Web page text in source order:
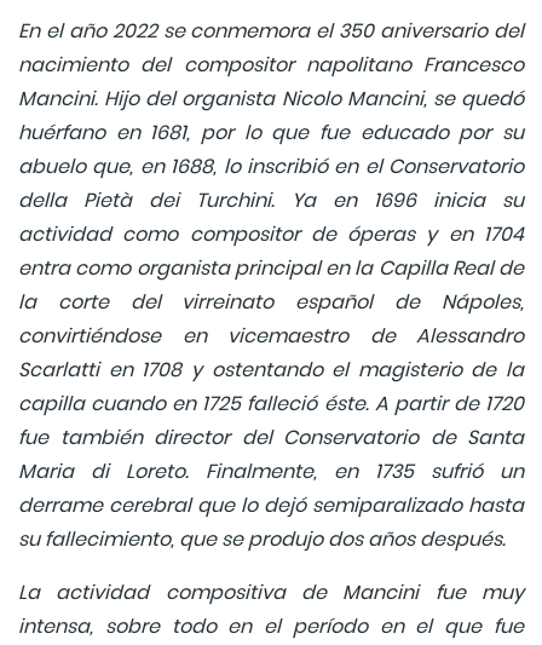
En el año 2022 se conmemora el 350 aniversario del
nacimiento del compositor napolitano Francesco
Mancini. Hijo del organista Nicolo Mancini, se quedó
huérfano en 1681, por lo que fue educado por su
abuelo que, en 1688, lo inscribió en el Conservatorio
della Pietà dei Turchini. Ya en 1696 inicia su
actividad como compositor de óperas y en 1704
entra como organista principal en la Capilla Real de
la corte del virreinato español de Nápoles,
convirtiéndose en vicemaestro de Alessandro
Scarlatti en 1708 y ostentando el magisterio de la
capilla cuando en 1725 falleció éste. A partir de 1720
fue también director del Conservatorio de Santa
Maria di Loreto. Finalmente, en 1735 sufrió un
derrame cerebral que lo dejó semiparalizado hasta
su fallecimiento, que se produjo dos años después.
La actividad compositiva de Mancini fue muy
intensa, sobre todo en el período en el que fue